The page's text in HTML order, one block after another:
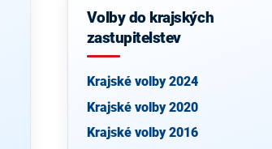
Volby do krajských
zastupitelstev
Krajské volby 2024
Krajské volby 2020
Krajské volby 2016